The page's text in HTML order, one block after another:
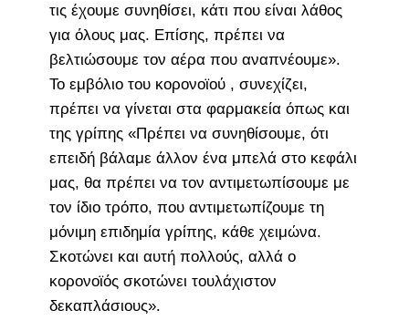
τις έχουμε συνηθίσει, κάτι που είναι λάθος
για όλους μας. Επίσης, πρέπει να
βελτιώσουμε τον αέρα που αναπνέουμε».
Το εμβόλιο του κορονοϊού , συνεχίζει,
πρέπει να γίνεται στα φαρμακεία όπως και
της γρίπης «Πρέπει να συνηθίσουμε, ότι
επειδή βάλαμε άλλον ένα μπελά στο κεφάλι
μας, θα πρέπει να τον αντιμετωπίσουμε με
τον ίδιο τρόπο, που αντιμετωπίζουμε τη
μόνιμη επιδημία γρίπης, κάθε χειμώνα.
Σκοτώνει και αυτή πολλούς, αλλά ο
κορονοϊός σκοτώνει τουλάχιστον
δεκαπλάσιους».